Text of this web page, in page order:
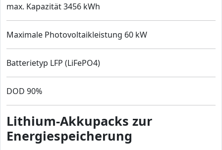
max. Kapazität 3456 kWh
Maximale Photovoltaikleistung 60 kW
Batterietyp LFP (LiFePO4)
DOD 90%
Lithium-Akkupacks zur
Energiespeicherung